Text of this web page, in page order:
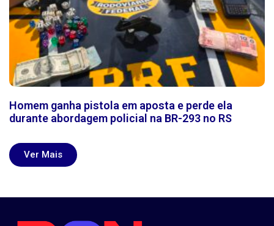
Homem ganha pistola em aposta e perde ela
durante abordagem policial na BR-293 no RS
Ver Mais